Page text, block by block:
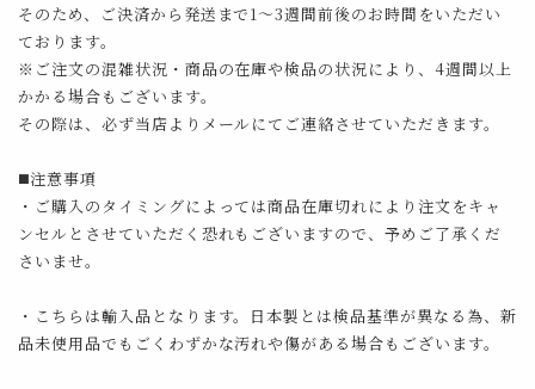
そのため、ご決済から発送まで1～3週間前後のお時間をいただい
ております。
※ご注文の混雑状況・商品の在庫や検品の状況により、4週間以上
かかる場合もございます。
その際は、必ず当店よりメールにてご連絡させていただきます。
◼️注意事項
・ご購入のタイミングによっては商品在庫切れにより注文をキャ
ンセルとさせていただく恐れもございますので、予めご了承くだ
さいませ。
・こちらは輸入品となります。日本製とは検品基準が異なる為、新
品未使用品でもごくわずかな汚れや傷がある場合もございます。